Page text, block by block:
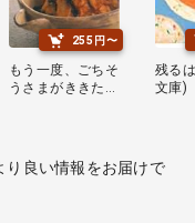
255円〜
もう一度、ごちそ
うさまがききたく
残る
文庫)
り良い情報をお届けで